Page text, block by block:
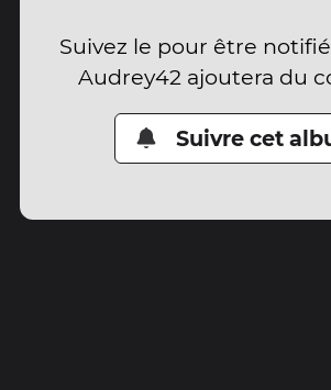
Suivez le pour être
Audrey42 ajoutera du
Suivre cet